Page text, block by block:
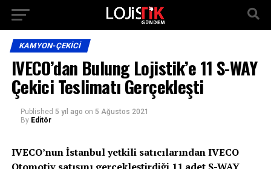
KAMYON-ÇEKICI
IVECO’dan Bulung Lojistik’e 11 S-WAY
Çekici Teslimatı Gerçekleşti
Published 5 yıl ago on 5 Ağustos 2021
By Editör
IVECO’nun İstanbul yetkili satıcılarından IVECO